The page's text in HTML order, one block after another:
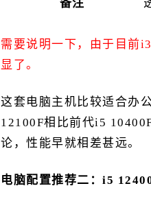
备注
需要说明一下，由于目前
显了。
这套电脑主机比较适合办
12100F相比前代i5
论，性能早就相差甚远。
电脑配置推荐二：i5